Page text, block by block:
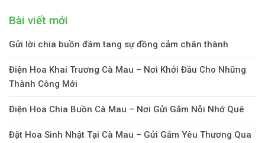
Bài viết mới
Gửi lời chia buồn đám tang sự đồng cảm chân thành
Điện Hoa Khai Trương Cà Mau – Nơi Khởi Đầu Cho Những
Thành Công Mới
Điện Hoa Chia Buồn Cà Mau – Nơi Gửi Gắm Nỗi Nhớ Quê
Đặt Hoa Sinh Nhật Tại Cà Mau – Gửi Gắm Yêu Thương Qua